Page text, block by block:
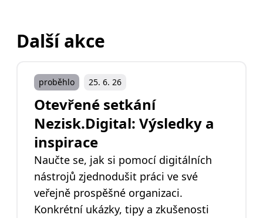
Další akce
proběhlo 25. 6. 26
Otevřené setkání
Nezisk.Digital: Výsledky a
inspirace
Naučte se, jak si pomocí digitálních
nástrojů zjednodušit práci ve své
veřejně prospěšné organizaci.
Konkrétní ukázky, tipy a zkušenosti